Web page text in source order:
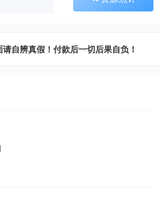
自辨真假！付款后一切后果自负！